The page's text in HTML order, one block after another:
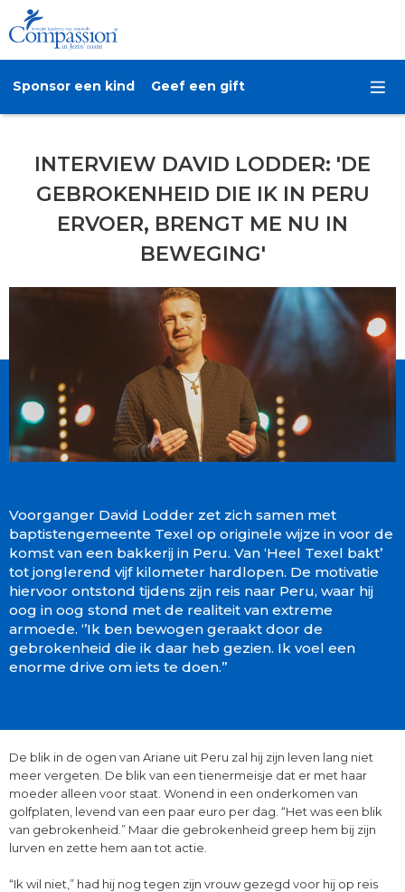
Sponsor een kind Geef een gift
INTERVIEW DAVID LODDER: 'DE
GEBROKENHEID DIE IK IN PERU
ERVOER, BRENGT ME NU IN
BEWEGING'
Voorganger David Lodder zet zich samen met
baptistengemeente Texel op originele wijze in voor de
komst van een bakkerij in Peru. Van ‘Heel Texel bakt’
tot jonglerend vijf kilometer hardlopen. De motivatie
hiervoor ontstond tijdens zijn reis naar Peru, waar hij
oog in oog stond met de realiteit van extreme
armoede. ‘’Ik ben bewogen geraakt door de
gebrokenheid die ik daar heb gezien. Ik voel een
enorme drive om iets te doen.’’
De blik in de ogen van Ariane uit Peru zal hij zijn leven lang niet
meer vergeten. De blik van een tienermeisje dat er met haar
moeder alleen voor staat. Wonend in een onderkomen van
golfplaten, levend van een paar euro per dag. “Het was een blik
van gebrokenheid.” Maar die gebrokenheid greep hem bij zijn
lurven en zette hem aan tot actie.
“Ik wil niet,” had hij nog tegen zijn vrouw gezegd voor hij op reis